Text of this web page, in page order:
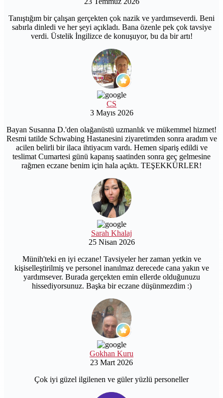
Tanıştığım bir çalışan gerçekten çok nazik ve yardımseverdi. Beni
sabırla dinledi ve her şeyi açıkladı. Bana özenle pek çok tavsiye
verdi. Üstelik İngilizce de konuşuyor, bu da bir artı!
CS
3 Mayıs 2026
Bayan Susanna D.'den olağanüstü uzmanlık ve mükemmel hizmet!
Resmi tatilde Schwabing Hastanesini ziyaretimden sonra aradım ve
acilen belirli bir ilaca ihtiyacım vardı. Hemen sipariş edildi ve
teslimat Cumartesi günü kapanış saatinden sonra geç gelmesine
rağmen eczane benim için hala açıktı. TEŞEKKÜRLER!
Sarah Khalaj
25 Nisan 2026
Münih'teki en iyi eczane! Tavsiyeler her zaman yetkin ve
kişiselleştirilmiş ve personel inanılmaz derecede cana yakın ve
yardımsever. Burada gerçekten emin ellerde olduğunuzu
hissediyorsunuz. Başka bir eczane düşünmezdim :)
Gokhan Kuru
23 Mart 2026
Çok iyi güzel ilgilenen ve güler yüzlü personeller